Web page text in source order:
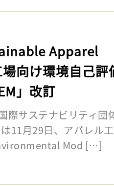
Apparel
向け環境自己評
」改訂
際サステナビリティ
11月29日、アパレル
Mod […]